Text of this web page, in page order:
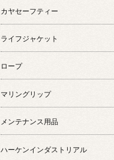
カヤセーフティー
ライフジャケット
ロープ
マリングリップ
メンテナンス用品
ハーケンインダストリアル